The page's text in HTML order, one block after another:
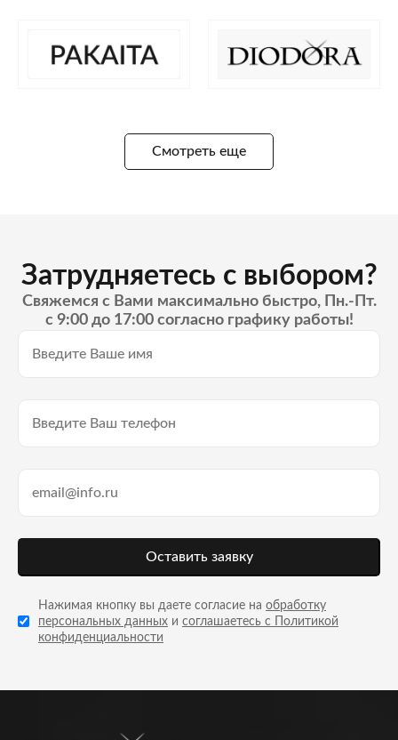
Смотреть еще
Затрудняетесь с выбором?
Свяжемся с Вами максимально быстро, Пн.-Пт.
с 9:00 до 17:00 согласно графику работы!
Оставить заявку
Нажимая кнопку вы даете согласие на обработку
персональных данных и соглашаетесь с Политикой
конфиденциальности